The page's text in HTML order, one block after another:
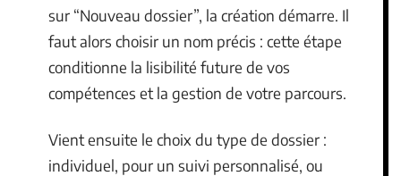
sur “Nouveau dossier”, la création démarre. Il
faut alors choisir un nom précis : cette étape
conditionne la lisibilité future de vos
compétences et la gestion de votre parcours.
Vient ensuite le choix du type de dossier :
individuel, pour un suivi personnalisé, ou